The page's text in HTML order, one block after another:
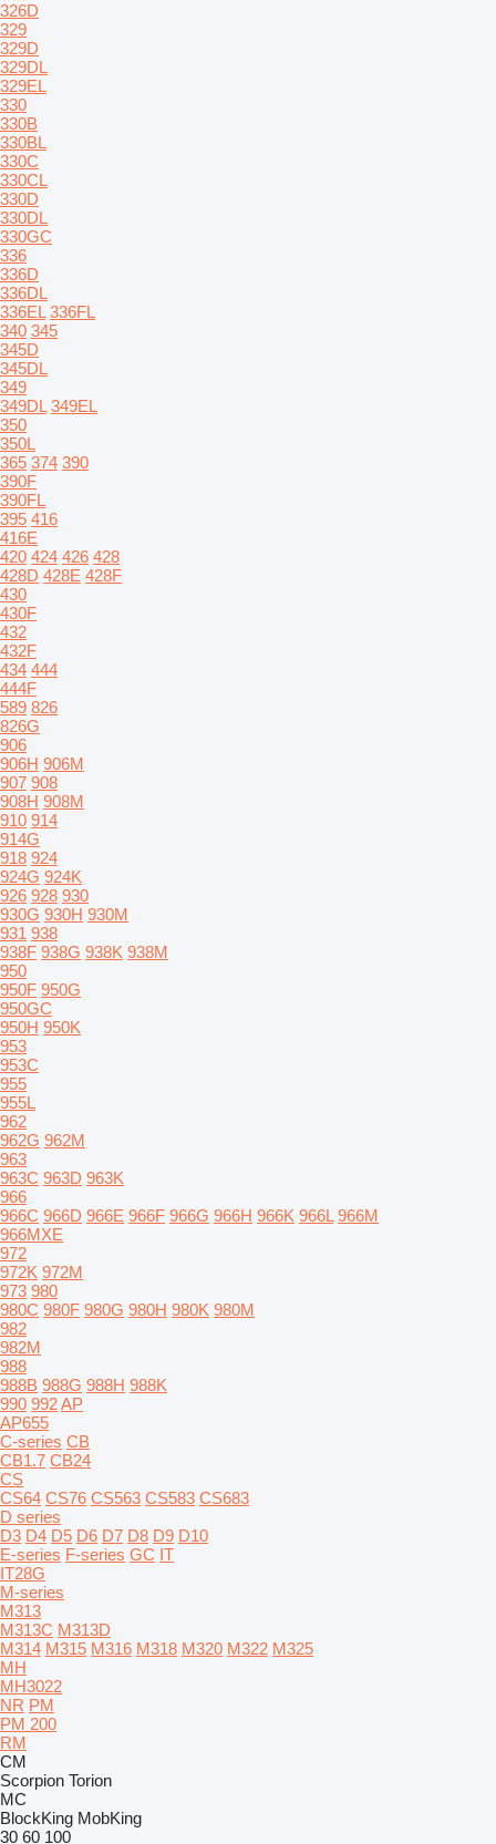
326D
329
329D
329DL
329EL
330
330B
330BL
330C
330CL
330D
330DL
330GC
336
336D
336DL
336EL 336FL
340 345
345D
345DL
349
349DL 349EL
350
350L
365 374 390
390F
390FL
395 416
416E
420 424 426 428
428D 428E 428F
430
430F
432
432F
434 444
444F
589 826
826G
906
906H 906M
907 908
908H 908M
910 914
914G
918 924
924G 924K
926 928 930
930G 930H 930M
931 938
938F 938G 938K 938M
950
950F 950G
950GC
950H 950K
953
953C
955
955L
962
962G 962M
963
963C 963D 963K
966
966C 966D 966E 966F 966G 966H 966K 966L 966M
966MXE
972
972K 972M
973 980
980C 980F 980G 980H 980K 980M
982
982M
988
988B 988G 988H 988K
990 992AP
AP655
C-series CB
CB1.7 CB24
CS
CS64 CS76 CS563 CS583 CS683
D series
D3 D4 D5 D6 D7 D8 D9 D10
E-series F-series GC IT
IT28G
M-series
M313
M313C M313D
M314 M315 M316 M318 M320 M322 M325
MH
MH3022
NR PM
PM 200
RM
CM
Scorpion Torion
MC
BlockKing MobKing
30 60 100